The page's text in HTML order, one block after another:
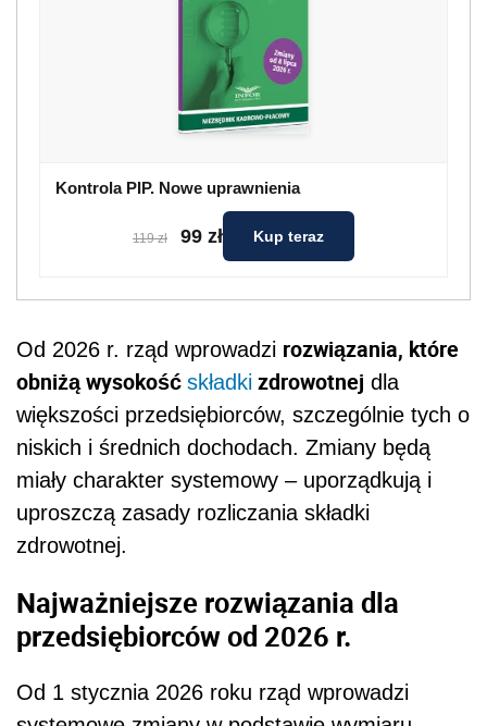
Kontrola PIP. Nowe uprawnienia
119 zł 99 zł Kup teraz
Od 2026 r. rząd wprowadzi rozwiązania, które
obniżą wysokość składki zdrowotnej dla
większości przedsiębiorców, szczególnie tych o
niskich i średnich dochodach. Zmiany będą
miały charakter systemowy – uporządkują i
uproszczą zasady rozliczania składki
zdrowotnej.
Najważniejsze rozwiązania dla
przedsiębiorców od 2026 r.
Od 1 stycznia 2026 roku rząd wprowadzi